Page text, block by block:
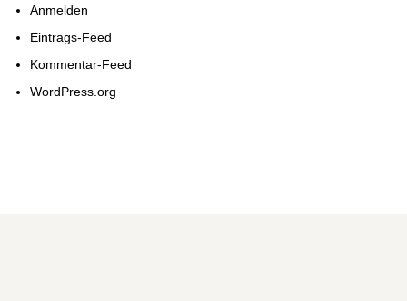
Anmelden
Eintrags-Feed
Kommentar-Feed
WordPress.org